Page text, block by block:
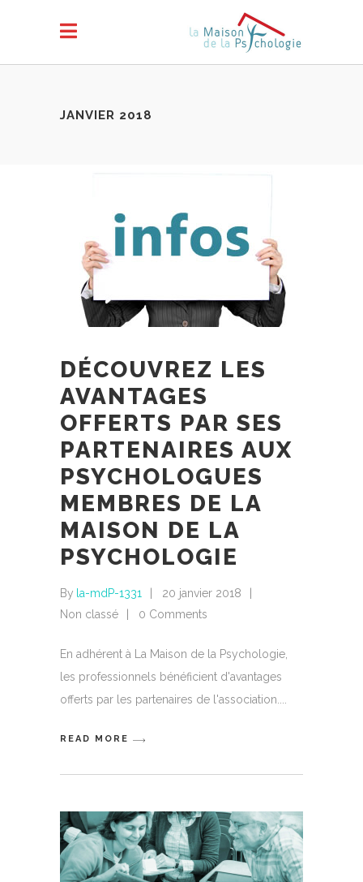
JANVIER 2018
DÉCOUVREZ LES
AVANTAGES
OFFERTS PAR SES
PARTENAIRES AUX
PSYCHOLOGUES
MEMBRES DE LA
MAISON DE LA
PSYCHOLOGIE
By la-mdP-1331
20 janvier 2018
Non classé
0 Comments
En adhérent à La Maison de la Psychologie,
les professionnels bénéficient d'avantages
offerts par les partenaires de l'association.
READ MORE